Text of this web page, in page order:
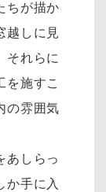
ちが描か
越しに見
それらに
を施すこ
の雰囲気
あしらっ
か手に入